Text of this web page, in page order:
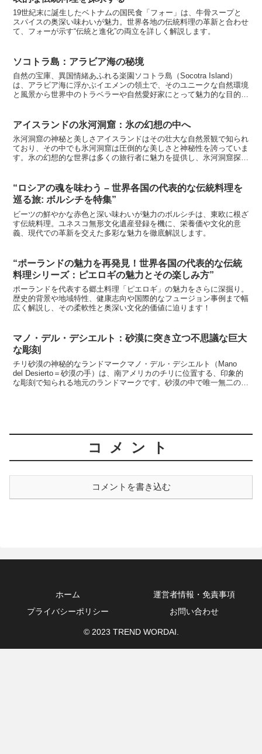
19世紀末に誕生したベトナムの国民食「フォー」は、牛骨スープと
スパイスの奥深い味わいが魅力。世界各地の伝統料理の革新と合わせ
て、フォーが示す“伝統と進化”の両立を詳しく解説します。
ソコトラ島：アラビア海の秘境
自然の宝庫、異国情緒あふれる楽園ソコトラ島（Socotra Island）
は、アラビア海に浮かぶイエメンの領土で、そのユニークな自然環境
と風景から世界中のトラベラーや自然愛好家にとって魅力的な目的地
アイスランドの氷河洞窟：氷の幻想の中へ
氷河洞窟の神秘と美しさアイスランドはその壮大な自然景観で知られ
ており、その中でも氷河洞窟は圧倒的な美しさと神秘性を誇っていま
す。氷の幻想的な世界は多くの旅行者に魅力を提供し、氷河洞窟探検
“ロシアの魂を味わう – 世界各国の代表的な伝統料理を
巡る旅: ボルシチを特集”
ビーツの鮮やかな赤色と深い味わいが魅力のボルシチは、東欧に根ざ
す伝統料理。ユネスコ無形文化遺産登録を機に、栄養価や文化的意
義、現代での革新を交えた多彩な魅力を徹底解説します。
“ポーランドの魅力を再発見！世界各国の代表的な伝統
料理シリーズ：ピエロギの魅力とその楽しみ方”
ポーランドを代表する郷土料理「ピエロギ」の魅力をさらに深掘り。
歴史的背景や地域特性、健康志向や国際的なフュージョン事例まで幅
広く解説し、その柔軟性と奥深い文化的価値に迫ります！
マノ・デル・デシエルト：砂漠に突き立つ不思議な巨大
な彫刻
チリ砂漠の神秘的なランドマークマノ・デル・デシエルト（Mano
del Desierto＝砂漠の手）は、南アメリカのチリに位置する、印象的
な彫刻で知られる地元のランドマークです。砂漠の中で唯一無二の存
コメント
コメントを書き込む
ホーム
運営者情報・免責事項
プライバシーポリシー
お問い合わせ
© 2023 TREND WORDAI.